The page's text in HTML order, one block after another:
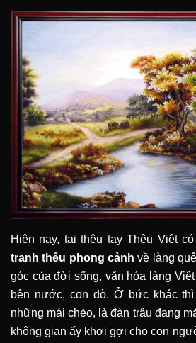
Hiện nay, tại thêu tay Thêu Việt
tranh thêu phong cảnh về làng
góc của đời sống, văn hóa làng
bên nước, con đò. Ở bức khác
những mái chèo, là đàn trâu đang
không gian ấy khơi gợi cho con